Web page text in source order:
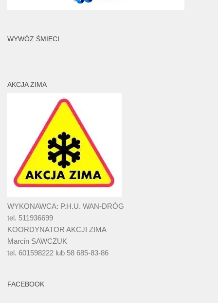
WYWÓZ ŚMIECI
AKCJA ZIMA
WYKONAWCA: P.H.U. WAN-DRÓG
tel. 511936699
KOORDYNATOR AKCJI ZIMA
Marcin SAWCZUK
tel. 601598222 lub 58 685-83-86
FACEBOOK